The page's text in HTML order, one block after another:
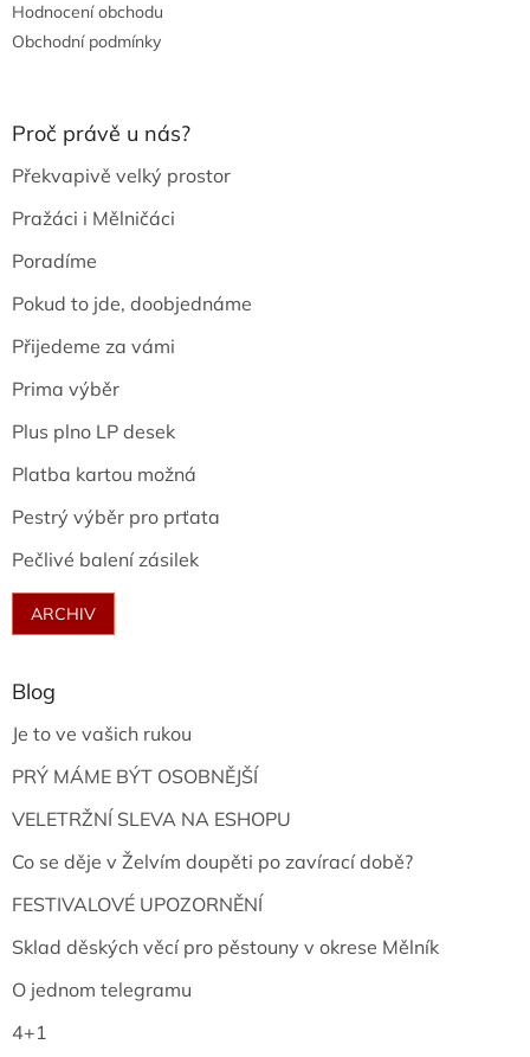
Hodnocení obchodu
Obchodní podmínky
Proč právě u nás?
Překvapivě velký prostor
Pražáci i Mělničáci
Poradíme
Pokud to jde, doobjednáme
Přijedeme za vámi
Prima výběr
Plus plno LP desek
Platba kartou možná
Pestrý výběr pro prťata
Pečlivé balení zásilek
ARCHIV
Blog
Je to ve vašich rukou
PRÝ MÁME BÝT OSOBNĚJŠÍ
VELETRŽNÍ SLEVA NA ESHOPU
Co se děje v Želvím doupěti po zavírací době?
FESTIVALOVÉ UPOZORNĚNÍ
Sklad děských věcí pro pěstouny v okrese Mělník
O jednom telegramu
4+1